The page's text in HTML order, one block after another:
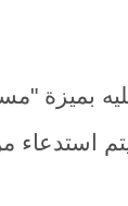
عليه